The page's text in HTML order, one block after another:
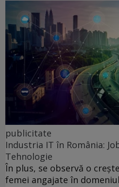
publicitate
Industria IT în România:
Tehnologie
În plus, se observă o
femei angajate în